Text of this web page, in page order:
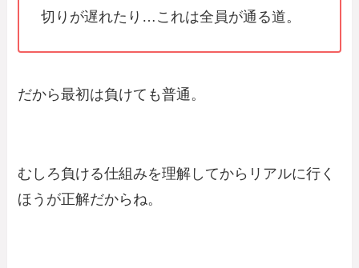
切りが遅れたり…これは全員が通る道。
だから最初は負けても普通。
むしろ負ける仕組みを理解してからリアルに行く
ほうが正解だからね。